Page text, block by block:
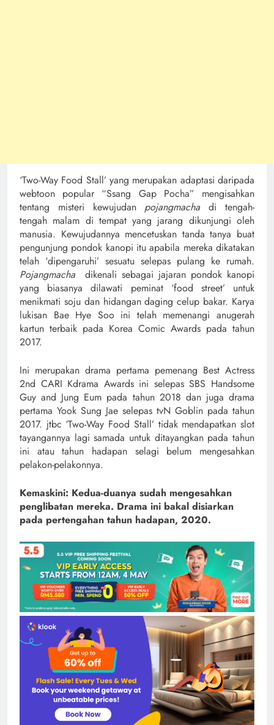
‘Two-Way Food Stall’ yang merupakan adaptasi daripada
webtoon popular “Ssang Gap Pocha” mengisahkan
tentang misteri kewujudan pojangmacha di tengah-
tengah malam di tempat yang jarang dikunjungi oleh
manusia. Kewujudannya mencetuskan tanda tanya buat
pengunjung pondok kanopi itu apabila mereka dikatakan
telah ‘dipengaruhi’ sesuatu selepas pulang ke rumah.
Pojangmacha dikenali sebagai jajaran pondok kanopi
yang biasanya dilawati peminat ‘food street’ untuk
menikmati soju dan hidangan daging celup bakar. Karya
lukisan Bae Hye Soo ini telah memenangi anugerah
kartun terbaik pada Korea Comic Awards pada tahun
2017.
Ini merupakan drama pertama pemenang Best Actress
2nd CARI Kdrama Awards ini selepas SBS Handsome
Guy and Jung Eum pada tahun 2018 dan juga drama
pertama Yook Sung Jae selepas tvN Goblin pada tahun
2017. jtbc ‘Two-Way Food Stall’ tidak mendapatkan slot
tayangannya lagi samada untuk ditayangkan pada tahun
ini atau tahun hadapan selagi belum mengesahkan
pelakon-pelakonnya.
Kemaskini: Kedua-duanya sudah mengesahkan
penglibatan mereka. Drama ini bakal disiarkan
pada pertengahan tahun hadapan, 2020.